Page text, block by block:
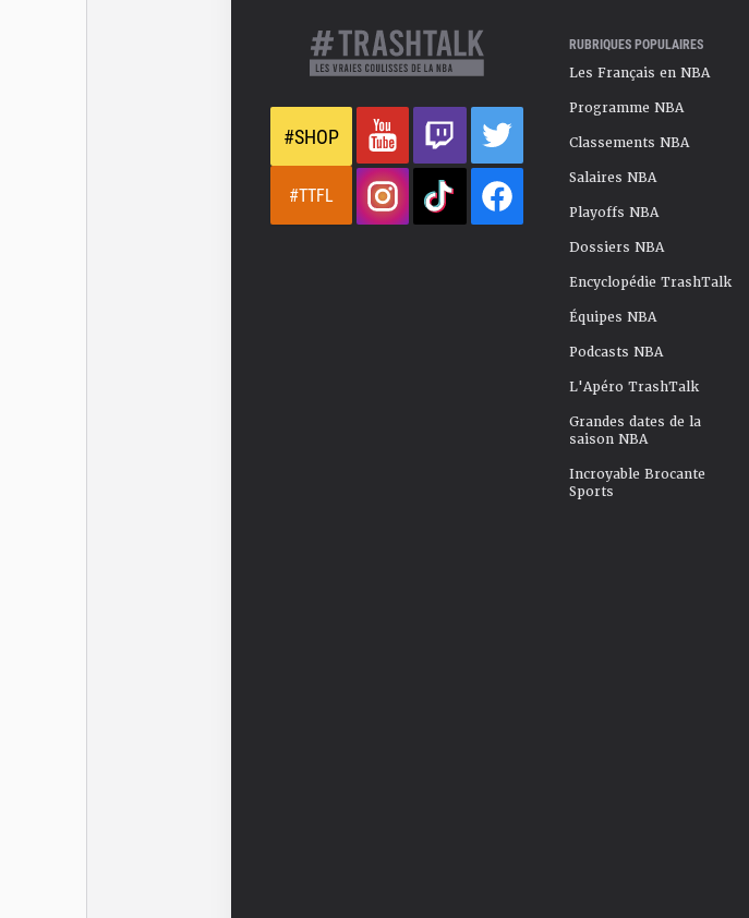
#SHOP
#TTFL
RUBRIQUES POPULAIRES
Les Français en NBA
Programme NBA
Classements NBA
Salaires NBA
Playoffs NBA
Dossiers NBA
Encyclopédie TrashTalk
Équipes NBA
Podcasts NBA
L'Apéro TrashTalk
Grandes dates de la
saison NBA
Incroyable Brocante
Sports